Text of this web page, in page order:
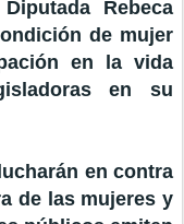
Rebeca
de mujer
en la vida
en su
en contra
de las mujeres y